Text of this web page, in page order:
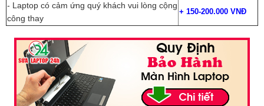
- Laptop có cảm ứng quý khách vui lòng cộng
công thay
+ 150-200.000 VNĐ